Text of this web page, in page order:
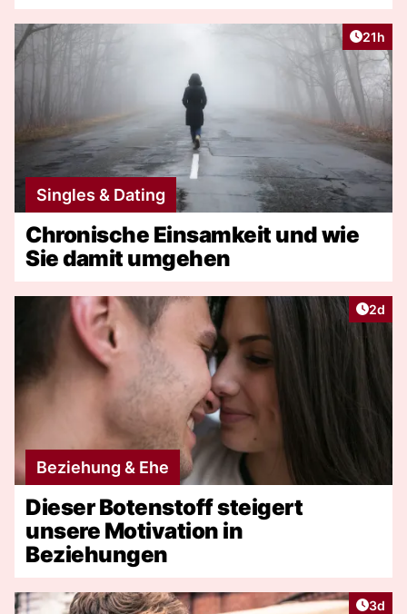
Artikel
21h
Singles & Dating
Chronische Einsamkeit und wie
Sie damit umgehen
2d
Beziehung & Ehe
Dieser Botenstoff steigert
unsere Motivation in
Beziehungen
3d